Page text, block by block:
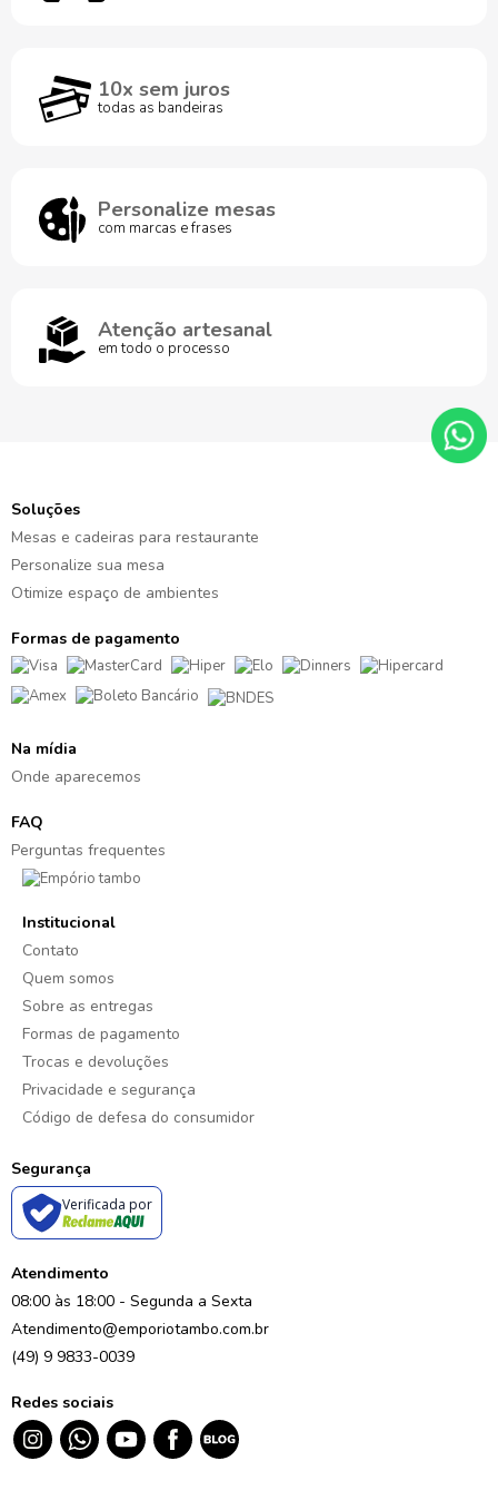
10x sem juros
todas as bandeiras
Personalize mesas
com marcas e frases
Atenção artesanal
em todo o processo
Soluções
Mesas e cadeiras para restaurante
Personalize sua mesa
Otimize espaço de ambientes
Formas de pagamento
Na mídia
Onde aparecemos
FAQ
Perguntas frequentes
Institucional
Contato
Quem somos
Sobre as entregas
Formas de pagamento
Trocas e devoluções
Privacidade e segurança
Código de defesa do consumidor
Segurança
Verificada por
Atendimento
08:00 às 18:00 - Segunda a Sexta
Atendimento@emporiotambo.com.br
(49) 9 9833-0039
Redes sociais